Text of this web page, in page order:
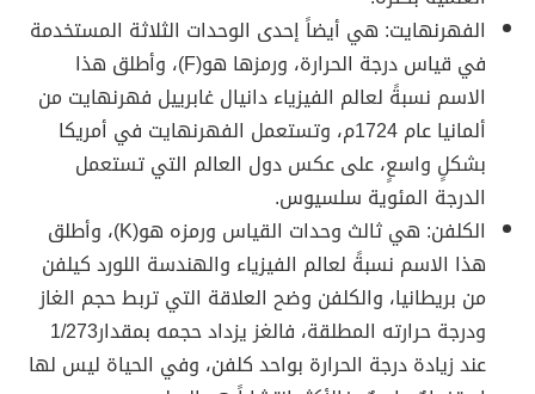
الفهرنهايت: هي أيضاً إحدى الوحدات الثلاثة المستخدمة
في قياس درجة الحرارة، ورمزها هو(F)، وأطلق هذا
الاسم نسبةً لعالم الفيزياء دانيال غابرييل فهرنهايت من
ألمانيا عام 1724م، وتستعمل الفهرنهايت في أمريكا
بشكلٍ واسعٍ، على عكس دول العالم التي تستعمل
الدرجة المئوية سلسيوس.
الكلفن: هي ثالث وحدات القياس ورمزه هو(K)، وأطلق
هذا الاسم نسبةً لعالم الفيزياء والهندسة اللورد كيلفن
من بريطانيا، والكلفن وضح العلاقة التي تربط حجم الغاز
ودرجة حرارته المطلقة، فالغز يزداد حجمه بمقدار1/273
عند زيادة درجة الحرارة بواحد كلفن، وفي الحياة ليس لها